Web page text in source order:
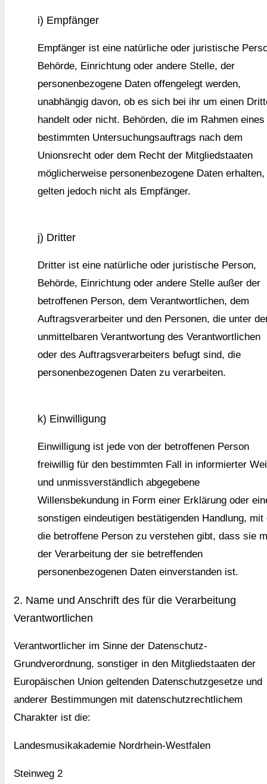
i) Empfänger
Empfänger ist eine natürliche oder juristische
Behörde, Einrichtung oder andere Stelle, der
personenbezogene Daten offengelegt werden,
unabhängig davon, ob es sich bei ihr um einen
handelt oder nicht. Behörden, die im Rahmen eines
bestimmten Untersuchungsauftrags nach dem
Unionsrecht oder dem Recht der Mitgliedstaaten
möglicherweise personenbezogene Daten erhalten,
gelten jedoch nicht als Empfänger.
j) Dritter
Dritter ist eine natürliche oder juristische Person,
Behörde, Einrichtung oder andere Stelle außer der
betroffenen Person, dem Verantwortlichen, dem
Auftragsverarbeiter und den Personen, die unter
unmittelbaren Verantwortung des Verantwortlichen
oder des Auftragsverarbeiters befugt sind, die
personenbezogenen Daten zu verarbeiten.
k) Einwilligung
Einwilligung ist jede von der betroffenen Person
freiwillig für den bestimmten Fall in informierter
und unmissverständlich abgegebene
Willensbekundung in Form einer Erklärung oder
sonstigen eindeutigen bestätigenden Handlung, mit
die betroffene Person zu verstehen gibt, dass sie
der Verarbeitung der sie betreffenden
personenbezogenen Daten einverstanden ist.
2. Name und Anschrift des für die Verarbeitung
Verantwortlichen
Verantwortlicher im Sinne der Datenschutz-
Grundverordnung, sonstiger in den Mitgliedstaaten der
Europäischen Union geltenden Datenschutzgesetze und
anderer Bestimmungen mit datenschutzrechtlichem
Charakter ist die:
Landesmusikakademie Nordrhein-Westfalen
Steinweg 2